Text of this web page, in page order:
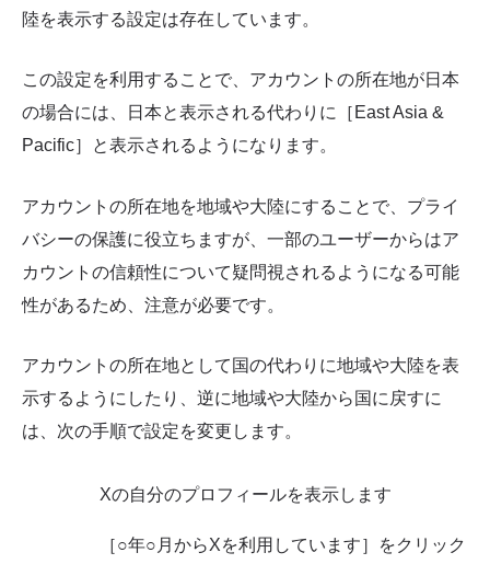
陸を表示する設定は存在しています。
この設定を利用することで、アカウントの所在地が日本
の場合には、日本と表示される代わりに［East Asia &
Pacific］と表示されるようになります。
アカウントの所在地を地域や大陸にすることで、プライ
バシーの保護に役立ちますが、一部のユーザーからはア
カウントの信頼性について疑問視されるようになる可能
性があるため、注意が必要です。
アカウントの所在地として国の代わりに地域や大陸を表
示するようにしたり、逆に地域や大陸から国に戻すに
は、次の手順で設定を変更します。
Xの自分のプロフィールを表示します
［○年○月からXを利用しています］をクリック